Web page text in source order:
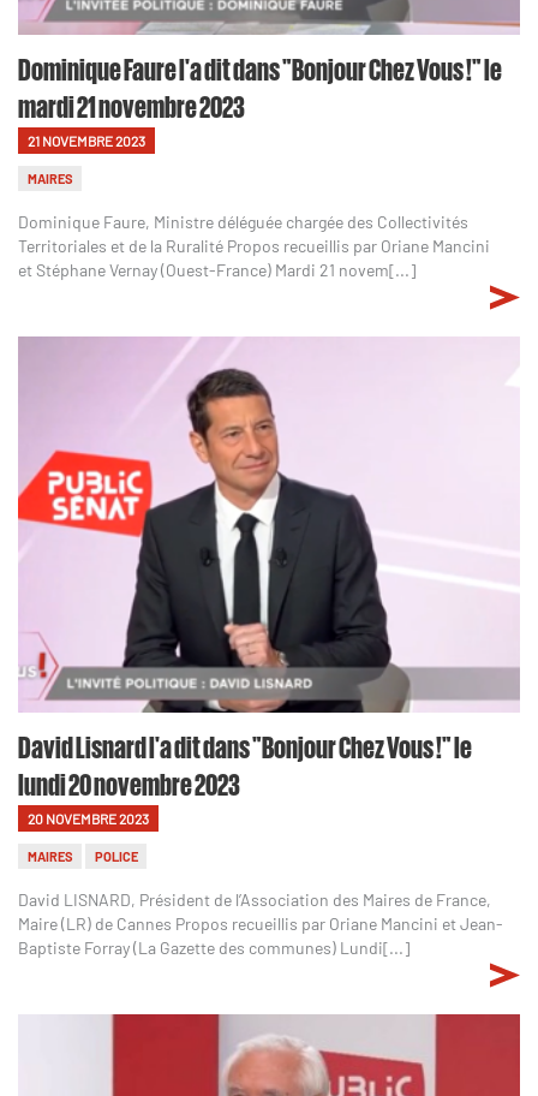
Dominique Faure l'a dit dans "Bonjour Chez Vous !" le
mardi 21 novembre 2023
21 NOVEMBRE 2023
MAIRES
Dominique Faure, Ministre déléguée chargée des Collectivités
Territoriales et de la Ruralité Propos recueillis par Oriane Mancini
et Stéphane Vernay (Ouest-France) Mardi 21 novem[...]
David Lisnard l'a dit dans "Bonjour Chez Vous !" le
lundi 20 novembre 2023
20 NOVEMBRE 2023
MAIRES POLICE
David LISNARD, Président de l’Association des Maires de France,
Maire (LR) de Cannes Propos recueillis par Oriane Mancini et Jean-
Baptiste Forray (La Gazette des communes) Lundi[...]